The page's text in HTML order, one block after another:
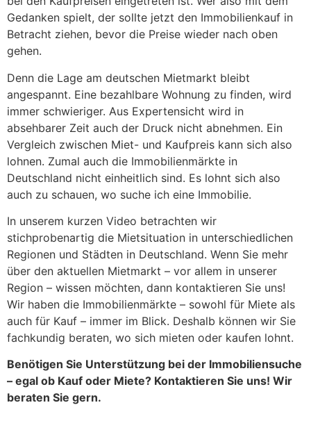
Gedanken spielt, der sollte jetzt den Immobilienkauf in
Betracht ziehen, bevor die Preise wieder nach oben
gehen.
Denn die Lage am deutschen Mietmarkt bleibt
angespannt. Eine bezahlbare Wohnung zu finden, wird
immer schwieriger. Aus Expertensicht wird in
absehbarer Zeit auch der Druck nicht abnehmen. Ein
Vergleich zwischen Miet- und Kaufpreis kann sich also
lohnen. Zumal auch die Immobilienmärkte in
Deutschland nicht einheitlich sind. Es lohnt sich also
auch zu schauen, wo suche ich eine Immobilie.
In unserem kurzen Video betrachten wir
stichprobenartig die Mietsituation in unterschiedlichen
Regionen und Städten in Deutschland. Wenn Sie mehr
über den aktuellen Mietmarkt – vor allem in unserer
Region – wissen möchten, dann kontaktieren Sie uns!
Wir haben die Immobilienmärkte – sowohl für Miete als
auch für Kauf – immer im Blick. Deshalb können wir Sie
fachkundig beraten, wo sich mieten oder kaufen lohnt.
Benötigen Sie Unterstützung bei der Immobiliensuche
– egal ob Kauf oder Miete? Kontaktieren Sie uns! Wir
beraten Sie gern.